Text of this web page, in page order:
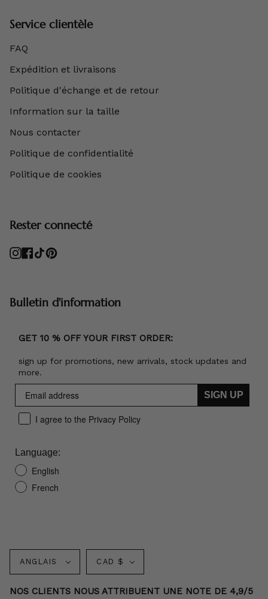
Service clientèle
FAQ
Expédition et livraisons
Politique d'échange et de retour
Information sur la taille
Nous contacter
Politique de confidentialité
Politique de cookies
Rester connecté
Instagram
Facebook
TikTokPinterest
Bulletin d'information
GET 10 % OFF YOUR FIRST ORDER:
sign up for promotions, new arrivals, stock updates and
more.
SIGN UP
I agree to the Privacy Policy
Language:
English
French
Langue
ANGLAIS Monnaie
CAD $
NOS CLIENTS NOUS ATTRIBUENT UNE NOTE DE 4,9/5